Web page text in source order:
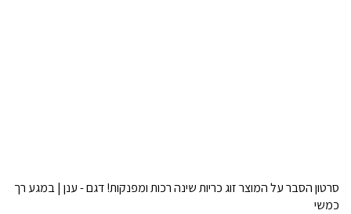
סרטון הסבר על המוצר זוג כריות שינה רכות ומפנקות! דגם - ענן | במגע רך
כמשי